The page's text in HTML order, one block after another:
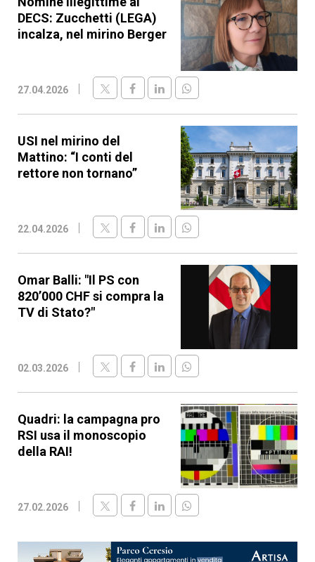
DECS: Zucchetti (LEGA)
incalza, nel mirino Berger
27.04.2026
USI nel mirino del
Mattino: “I conti del
rettore non tornano”
22.04.2026
Omar Balli: "Il PS con
820’000 CHF si compra la
TV di Stato?"
02.03.2026
Quadri: la campagna pro
RSI usa il monoscopio
della RAI!
27.02.2026